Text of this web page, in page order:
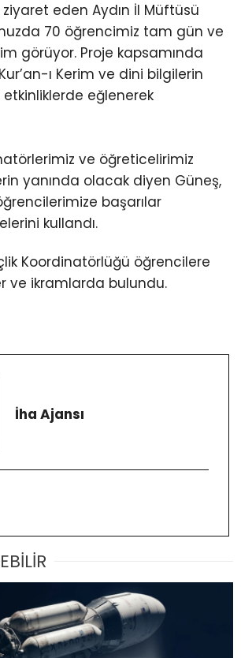
ziyaret eden Aydın İl Müftüsü
70 öğrencimiz tam gün ve
görüyor. Proje kapsamında
ı Kerim ve dini bilgilerin
eğlenerek
ve öğreticelirimiz
yanında olacak diyen Güneş,
başarılar
kullandı.
Koordinatörlüğü öğrencilere
ve ikramlarda bulundu.
İha Ajansı